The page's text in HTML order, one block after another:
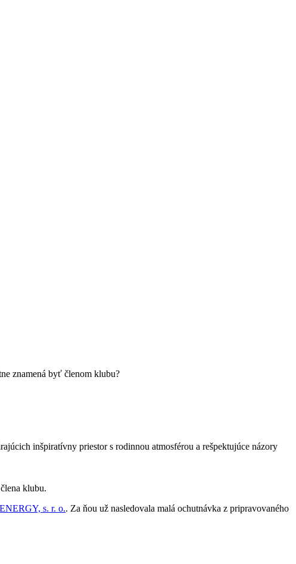
znamená byť členom klubu?
inšpiratívny priestor s rodinnou atmosférou a rešpektujúce názory
klubu.
s. r. o.. Za ňou už nasledovala malá ochutnávka z pripravovaného